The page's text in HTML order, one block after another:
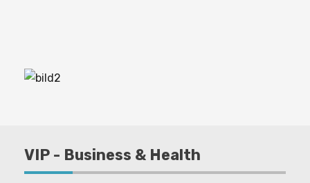
VIP - Business & Health